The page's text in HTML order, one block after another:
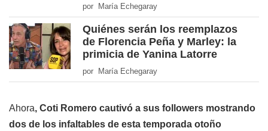
por María Echegaray
Quiénes serán los reemplazos
de Florencia Peña y Marley: la
primicia de Yanina Latorre
por María Echegaray
Ahora, Coti Romero cautivó a sus followers mostrando
dos de los infaltables de esta temporada otoño